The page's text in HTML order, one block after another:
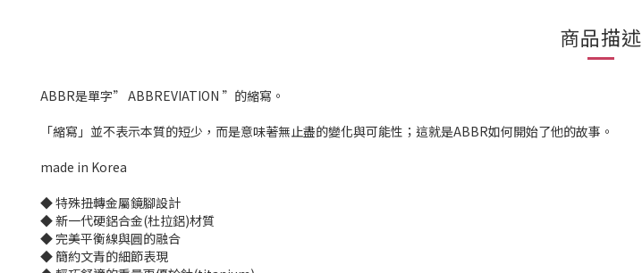
商品描述
ABBR是單字” ABBREVIATION ”的縮寫。
「縮寫」並不表示本質的短少，而是意味著無止盡的變化與可能性；這就是ABBR如何開始了他的故事。
made in Korea
◆ 特殊扭轉金屬鏡腳設計
◆ 新一代硬鋁合金(杜拉鋁)材質
◆ 完美平衡線與圓的融合
◆ 簡約文青的細節表現